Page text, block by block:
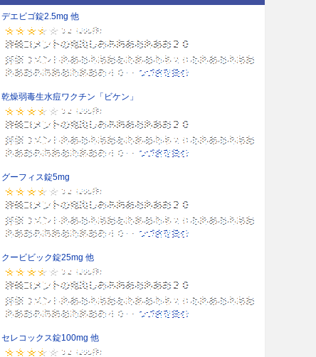
デエビゴ錠2.5mg 他
乾燥弱毒生水痘ワクチン「ビケン」
グーフィス錠5mg
クービビック錠25mg 他
セレコックス錠100mg 他